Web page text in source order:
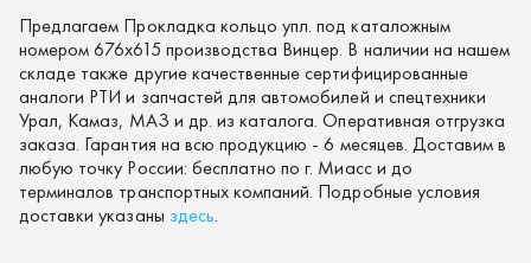
Предлагаем Прокладка кольцо упл. под каталожным
номером 676х615 производства Винцер. В наличии на нашем
складе также другие качественные сертифицированные
аналоги РТИ и запчастей для автомобилей и спецтехники
Урал, Камаз, МАЗ и др. из каталога. Оперативная отгрузка
заказа. Гарантия на всю продукцию - 6 месяцев. Доставим в
любую точку России: бесплатно по г. Миасс и до
терминалов транспортных компаний. Подробные условия
доставки указаны здесь.